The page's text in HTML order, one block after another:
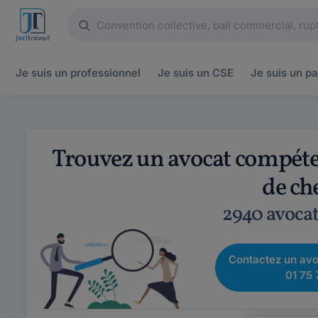
Je suis un professionnel Je suis un CSE Je suis un
Trouvez un avocat
de
2940
Contactez un
01 75